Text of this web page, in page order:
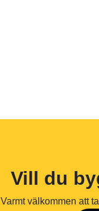
Vill du
Varmt välkommen att